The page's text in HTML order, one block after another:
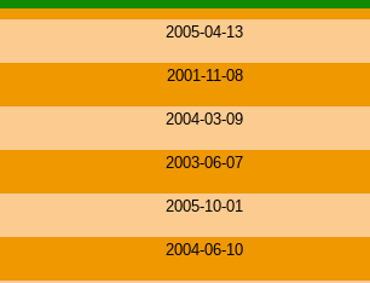
2005-04-13
2001-11-08
2004-03-09
2003-06-07
2005-10-01
2004-06-10